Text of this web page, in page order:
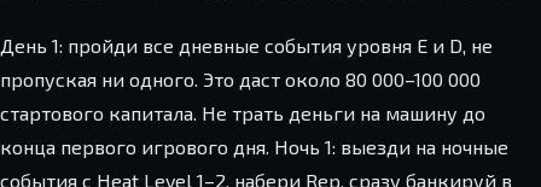
День 1: пройди все дневные события уровня E и D, не
пропуская ни одного. Это даст около 80 000–100 000
стартового капитала. Не трать деньги на машину до
конца первого игрового дня. Ночь 1: выезди на ночные
события с Heat Level 1–2, набери Rep, сразу банкируй в